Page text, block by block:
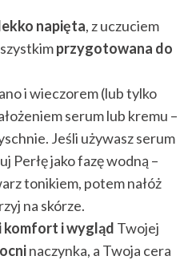
napięta, z uczuciem
przygotowana do
i wieczorem (lub tylko
serum lub kremu –
Jeśli używasz serum
Perłę jako fazę wodną –
tonikiem, potem nałóż
na skórze.
komfort i wygląd Twojej
naczynka, a Twoja cera